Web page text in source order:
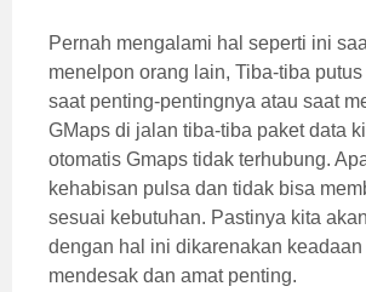
Pernah mengalami hal seperti ini
menelpon orang lain, Tiba-tiba
saat penting-pentingnya atau saat
GMaps di jalan tiba-tiba paket data
otomatis Gmaps tidak terhubung.
kehabisan pulsa dan tidak bisa
sesuai kebutuhan. Pastinya kita
dengan hal ini dikarenakan keadaan
mendesak dan amat penting.